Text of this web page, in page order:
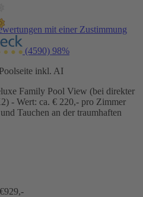
mit einer Zustimmung
(4590) 98%
inkl. AI
Family Pool View (bei direkter
- Wert: ca. € 220,- pro Zimmer
Tauchen an der traumhaften
929,-